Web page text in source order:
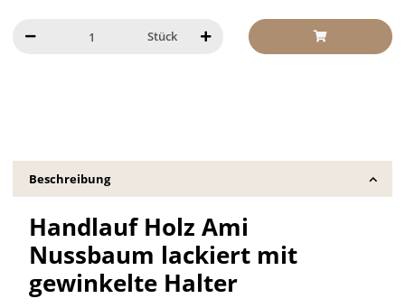
Stück
Beschreibung
Handlauf Holz Ami
Nussbaum lackiert mit
gewinkelte Halter